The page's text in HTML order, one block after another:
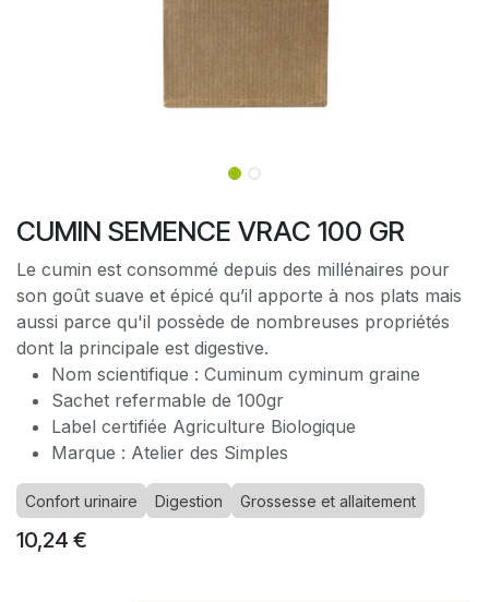
CUMIN SEMENCE VRAC 100 GR
Le cumin est consommé depuis des millénaires pour
son goût suave et épicé qu’il apporte à nos plats mais
aussi parce qu'il possède de nombreuses propriétés
dont la principale est digestive.
Nom scientifique : Cuminum cyminum graine
Sachet refermable de 100gr
Label certifiée Agriculture Biologique
Marque : Atelier des Simples
Confort urinaire Digestion Grossesse et allaitement
10,24 €